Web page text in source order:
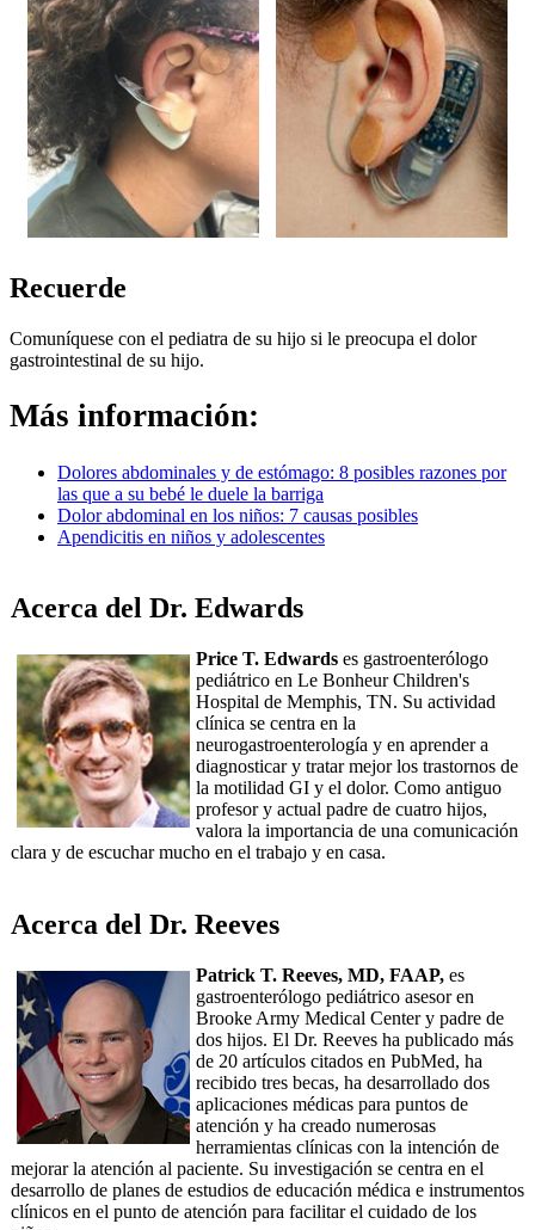
Recuerde
Comuníquese con el pediatra de su hijo si le preocupa el dolor
gastrointestinal de su hijo.
Más información:
Dolores abdominales y de estómago: 8 posibles razones por
las que a su bebé le duele la barriga
Dolor abdominal en los niños: 7 causas posibles
Apendicitis en niños y adolescentes
Acerca del Dr. Edwards
Price T. Edwards es gastroenterólogo
pediátrico en Le Bonheur Children's
Hospital de Memphis, TN. Su actividad
clínica se centra en la
neurogastroenterología y en aprender a
diagnosticar y tratar mejor los trastornos de
la motilidad GI y el dolor. Como antiguo
profesor y actual padre de cuatro hijos,
valora la importancia de una comunicación
clara y de escuchar mucho en el trabajo y en casa.
Acerca del Dr. Reeves
Patrick T. Reeves, MD, FAAP, es
gastroenterólogo pediátrico asesor en
Brooke Army Medical Center y padre de
dos hijos. El Dr. Reeves ha publicado más
de 20 artículos citados en PubMed, ha
recibido tres becas, ha desarrollado dos
aplicaciones médicas para puntos de
atención y ha creado numerosas
herramientas clínicas con la intención de
mejorar la atención al paciente. Su investigación se centra en el
desarrollo de planes de estudios de educación médica e instrumentos
clínicos en el punto de atención para facilitar el cuidado de los